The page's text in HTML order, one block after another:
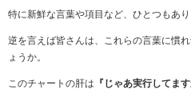
特に新鮮な言葉や項目など、ひとつもあり
逆を言えば皆さんは、これらの言葉に慣
ょうか。
このチャートの肝は 『じゃあ実行してま